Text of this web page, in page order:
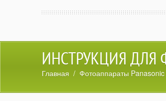
ИНСТРУКЦИЯ ДЛЯ
Главная / Фотоаппараты Panasonic